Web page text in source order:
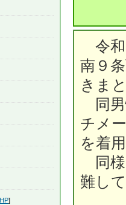
令和
南９
きま
同男
チメ
を着
同様
難し
HP]